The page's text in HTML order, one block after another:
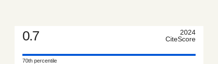
0.7
2024
CiteScore
70th percentile